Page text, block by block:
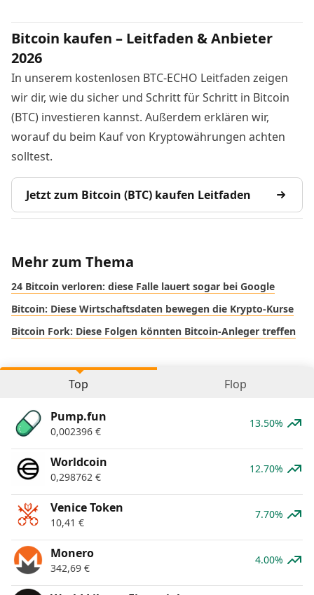
Bitcoin kaufen – Leitfaden & Anbieter
2026
In unserem kostenlosen BTC-ECHO Leitfaden zeigen
wir dir, wie du sicher und Schritt für Schritt in Bitcoin
(BTC) investieren kannst. Außerdem erklären wir,
worauf du beim Kauf von Kryptowährungen achten
solltest.
Jetzt zum Bitcoin (BTC) kaufen Leitfaden
Mehr zum Thema
24 Bitcoin verloren: diese Falle lauert sogar bei Google
Bitcoin: Diese Wirtschaftsdaten bewegen die Krypto-Kurse
Bitcoin Fork: Diese Folgen könnten Bitcoin-Anleger treffen
Top Flop
Pump.fun
0,002396 €
13.50%
Worldcoin
0,298762 €
12.70%
Venice Token
10,41 €
7.70%
Monero
342,69 €
4.00%